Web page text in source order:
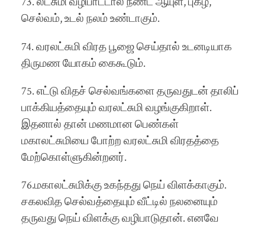
செல்வம், உடல் நலம் உண்டாகும்.
74. வரலட்சுமி விரத பூஜை செய்தால் உடனடியாக
திருமண யோகம் கைகூடும்.
75. எட்டு விதச் செல்வங்களை தருவதுடன் தாலிப்
பாக்கியத்தையும் வரலட்சுமி வழங்குகிறாள்.
இதனால் தான் மணமான பெண்கள்
மகாலட்சுமியை போற்ற வரலட்சுமி விரதத்தை
மேற்கொள்ளுகின்றனர்.
76.மகாலட்சுமிக்கு உகந்தது நெய் விளக்காகும்.
சகலவித செல்வத்தையும் வீட்டில் நலனையும்
தருவது நெய் விளக்கு வழிபாடுதான். எனவே